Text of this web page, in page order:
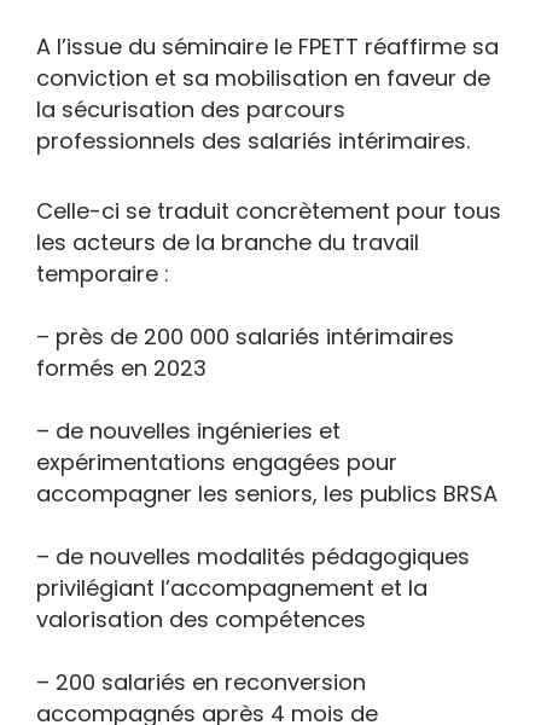
A l’issue du séminaire le FPETT réaffirme sa
conviction et sa mobilisation en faveur de
la sécurisation des parcours
professionnels des salariés intérimaires.
Celle-ci se traduit concrètement pour tous
les acteurs de la branche du travail
temporaire :
– près de 200 000 salariés intérimaires
formés en 2023
– de nouvelles ingénieries et
expérimentations engagées pour
accompagner les seniors, les publics BRSA
– de nouvelles modalités pédagogiques
privilégiant l’accompagnement et la
valorisation des compétences
– 200 salariés en reconversion
accompagnés après 4 mois de